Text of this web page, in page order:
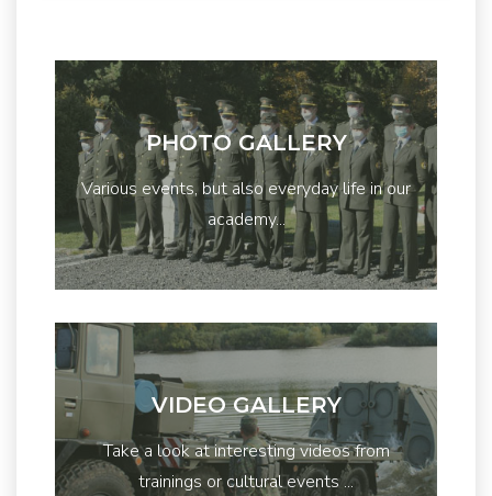
PHOTO GALLERY
Various events, but also everyday life in our
academy...
VIDEO GALLERY
Take a look at interesting videos from
trainings or cultural events ...